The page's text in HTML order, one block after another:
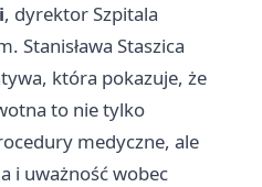
, dyrektor Szpitala
Stanisława Staszica
która pokazuje, że
to nie tylko
medyczne, ale
i uważność wobec